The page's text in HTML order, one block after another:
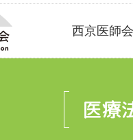
西京医師
医療